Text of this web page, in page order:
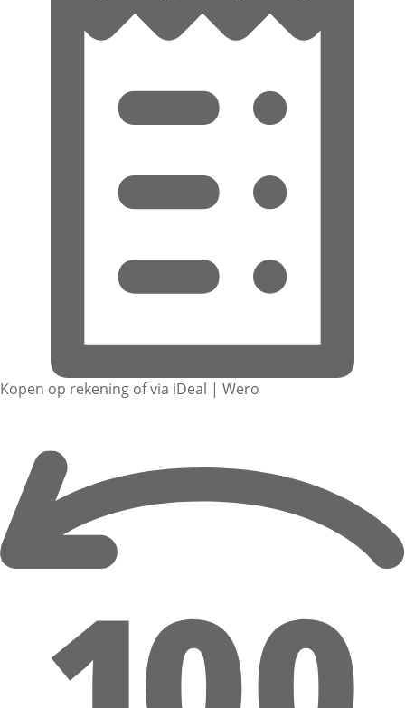
Kopen op rekening of via iDeal | Wero